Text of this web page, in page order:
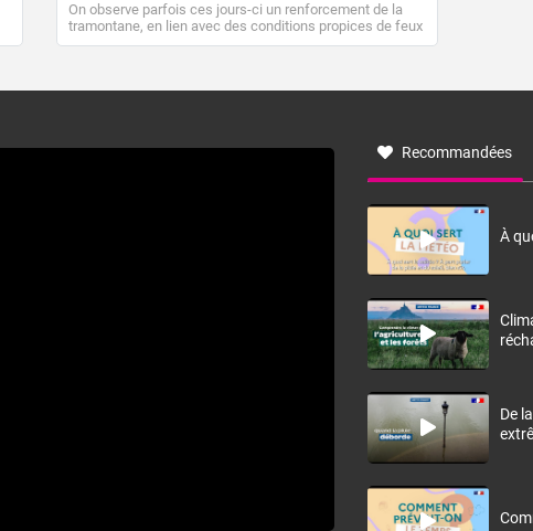
On observe parfois ces jours-ci un renforcement de la
tramontane, en lien avec des conditions propices de feux
de forêt. Mais qu'est-ce que la tramontane ? Quelles sont
à nord-ouest, dans un secteur qui part du Roussillon à la
monts, en allusion aux régions montagneuses d’où
Recommandées
À
De